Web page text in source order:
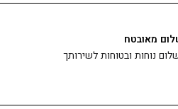
מאובטח
נוחות ובטוחות לשירותך